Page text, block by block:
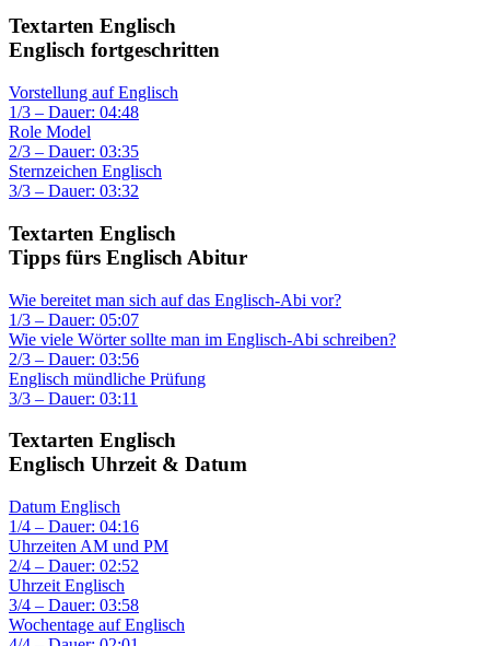
Textarten Englisch
Englisch fortgeschritten
Vorstellung auf Englisch
1/3 – Dauer: 04:48
Role Model
2/3 – Dauer: 03:35
Sternzeichen Englisch
3/3 – Dauer: 03:32
Textarten Englisch
Tipps fürs Englisch Abitur
Wie bereitet man sich auf das Englisch-Abi vor?
1/3 – Dauer: 05:07
Wie viele Wörter sollte man im Englisch-Abi schreiben?
2/3 – Dauer: 03:56
Englisch mündliche Prüfung
3/3 – Dauer: 03:11
Textarten Englisch
Englisch Uhrzeit & Datum
Datum Englisch
1/4 – Dauer: 04:16
Uhrzeiten AM und PM
2/4 – Dauer: 02:52
Uhrzeit Englisch
3/4 – Dauer: 03:58
Wochentage auf Englisch